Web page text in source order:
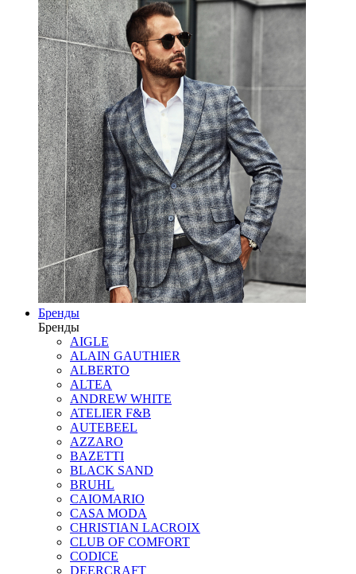
Бренды
Бренды
AIGLE
ALAIN GAUTHIER
ALBERTO
ALTEA
ANDREW WHITE
ATELIER F&B
AUTEBEEL
AZZARO
BAZETTI
BLACK SAND
BRUHL
CAIOMARIO
CASA MODA
CHRISTIAN LACROIX
CLUB OF COMFORT
CODICE
DEERCRAFT